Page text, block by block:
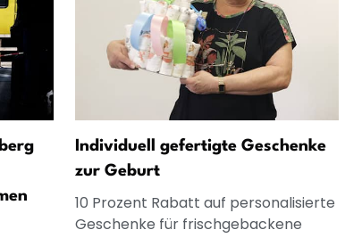
Individuell gefertigte Geschenke
zur Geburt
10 Prozent Rabatt auf personalisierte
Geschenke für frischgebackene